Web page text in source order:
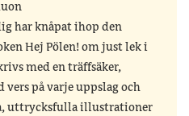
har knåpat ihop den
Hej Pölen! om just lek i
med en träffsäker,
på varje uppslag och
uttrycksfulla illustrationer